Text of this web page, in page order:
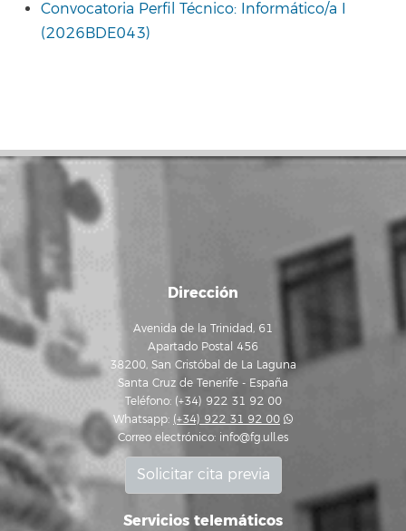
Convocatoria Perfil Técnico: Informático/a I
(2026BDE043)
Dirección
Avenida de la Trinidad, 61
Apartado Postal 456
38200, San Cristóbal de La Laguna
Santa Cruz de Tenerife - España
Teléfono: (+34) 922 31 92 00
Whatsapp: (+34) 922 31 92 00
Correo electrónico: info@fg.ull.es
Solicitar cita previa
Servicios telemáticos